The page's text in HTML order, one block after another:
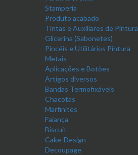
Stamperia
Produto acabado
Tintas e Auxiliares de Pintura
Glicerina (Sabonetes)
Pincéis e Utilitários Pintura
Metais
Aplicações e Botões
Artigos diversos
Bandas Termofixáveis
Chacotas
Marfinites
Faiança
Biscuit
Cake-Design
Decoupage